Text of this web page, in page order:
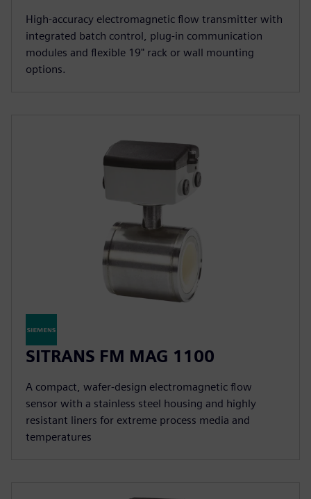
High-accuracy electromagnetic flow transmitter with
integrated batch control, plug-in communication
modules and flexible 19" rack or wall mounting
options.
SITRANS FM MAG 1100
A compact, wafer-design electromagnetic flow
sensor with a stainless steel housing and highly
resistant liners for extreme process media and
temperatures